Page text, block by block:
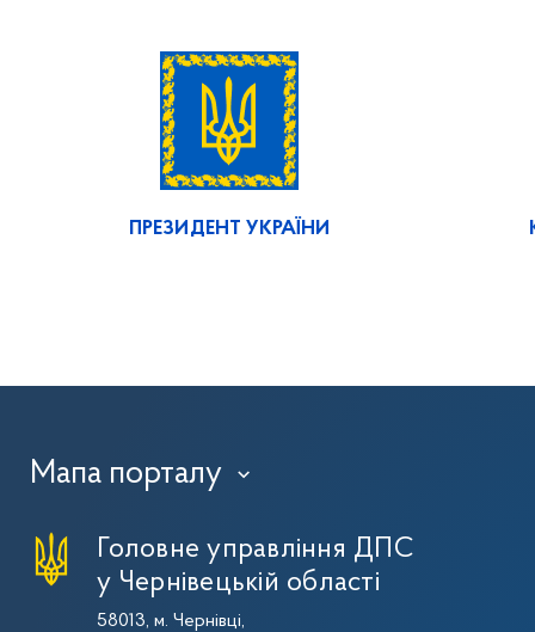
ПРЕЗИДЕНТ УКРАЇНИ
Мапа порталу ›
Головне управління ДПС
у Чернівецькій області
58013, м. Чернівці,